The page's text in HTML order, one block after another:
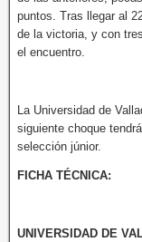
puntos. Tras llegar al
de la victoria, y con
el encuentro.
La Universidad de
siguiente choque
selección júnior.
FICHA TÉCNICA:
UNIVERSIDAD DE